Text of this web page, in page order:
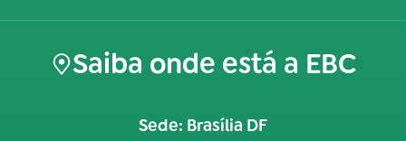
Saiba onde está a EBC
Sede: Brasília DF